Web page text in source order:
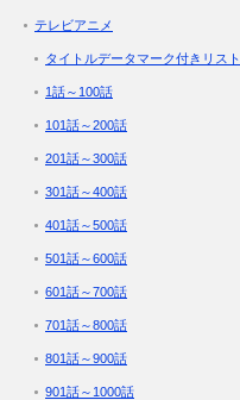
テレビアニメ
タイトルデータマーク付きリスト
1話～100話
101話～200話
201話～300話
301話～400話
401話～500話
501話～600話
601話～700話
701話～800話
801話～900話
901話～1000話